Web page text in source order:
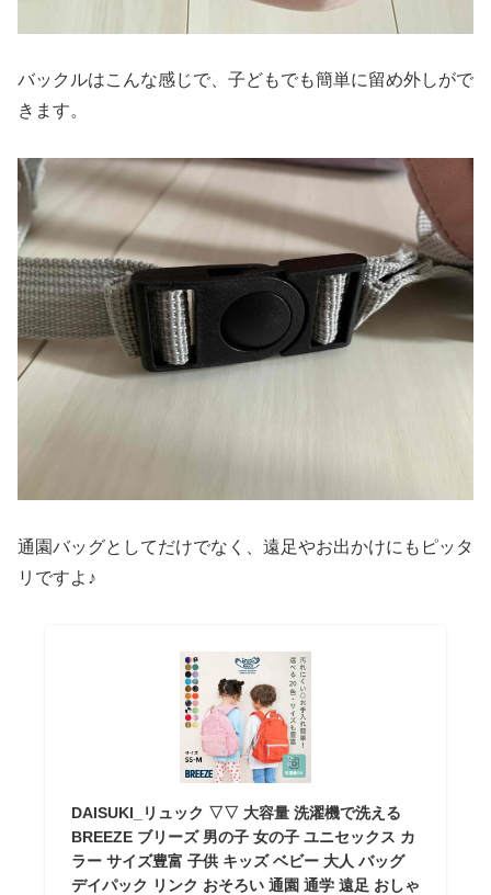
バックルはこんな感じで、子どもでも簡単に留め外しがで
きます。
通園バッグとしてだけでなく、遠足やお出かけにもピッタ
リですよ♪
DAISUKI_リュック ▽▽ 大容量 洗濯機で洗える
BREEZE ブリーズ 男の子 女の子 ユニセックス カ
ラー サイズ豊富 子供 キッズ ベビー 大人 バッグ
デイパック リンク おそろい 通園 通学 遠足 おしゃ